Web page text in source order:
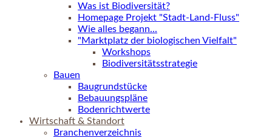
Was ist Biodiversität?
Homepage Projekt "Stadt-Land-Fluss"
Wie alles begann...
"Marktplatz der biologischen Vielfalt"
Workshops
Biodiversitätsstrategie
Bauen
Baugrundstücke
Bebauungspläne
Bodenrichtwerte
Wirtschaft & Standort
Branchenverzeichnis